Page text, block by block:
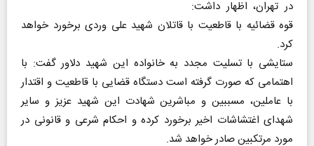
در تهران، اظهار داشت:
قوه قضائیه با قاطعیت با قاتلان شهید علی وردی برخورد خواهد
کرد.
ستایشی با تسلیت مجدد به خانواده این شهید دلاور گفت: با
اهتمامی که صورت گرفته است دستگاه قضایی با قاطعیت و اقتدار
با عاملین، مسببین و مباشرین شهادت این شهید عزیز و سایر
شهدای اغتشاشات اخیر برخورد کرده و احکام شرعی و قانونی در
مورد مرتکبین صادر خواهد شد.